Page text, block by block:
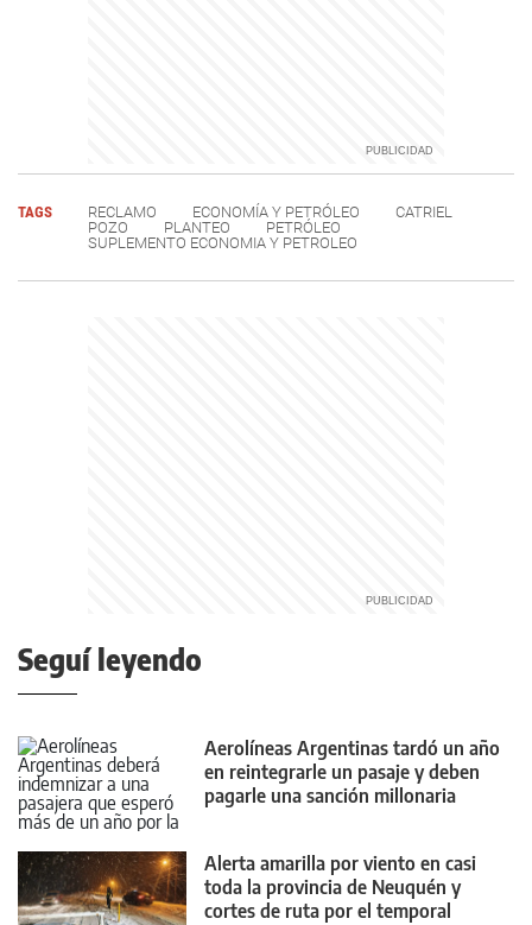
TAGS RECLAMO ECONOMÍA Y PETRÓLEO
CATRIEL
POZO
PLANTEO
PETRÓLEO
SUPLEMENTO ECONOMIA Y PETROLEO
Seguí leyendo
Aerolíneas Argentinas tardó un año
en reintegrarle un pasaje y deben
pagarle una sanción millonaria
Alerta amarilla por viento en casi
toda la provincia de Neuquén y
cortes de ruta por el temporal